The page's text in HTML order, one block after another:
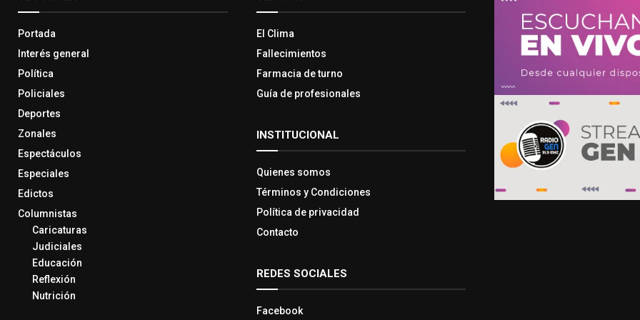
Portada
Interés general
Política
Policiales
Deportes
Zonales
Espectáculos
Especiales
Edictos
Columnistas
Caricaturas
Judiciales
Educación
Reflexión
Nutrición
El Clima
Fallecimientos
Farmacia de turno
Guía de profesionales
INSTITUCIONAL
Quienes somos
Términos y Condiciones
Política de privacidad
Contacto
REDES SOCIALES
Facebook